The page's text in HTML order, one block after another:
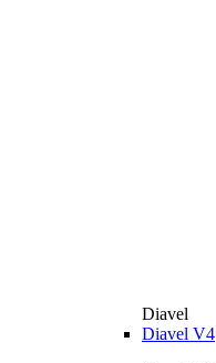
Diavel
Diavel V4